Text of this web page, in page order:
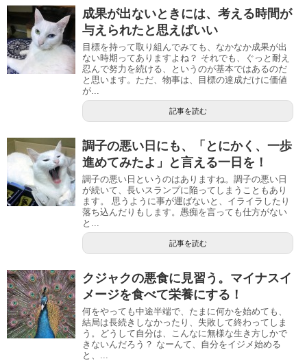
成果が出ないときには、考える時間が
与えられたと思えばいい
目標を持って取り組んでみても、なかなか成果が出
ない時期ってありますよね？ それでも、ぐっと耐え
忍んで努力を続ける、というのが基本ではあるのだ
と思います。ただ、物事は、目標の達成だけに価値
が...
記事を読む
調子の悪い日にも、「とにかく、一歩
進めてみたよ」と言える一日を！
調子の悪い日というのはありますね。調子の悪い日
が続いて、長いスランプに陥ってしまうこともあり
ます。 思うように事が運ばないと、イライラしたり
落ち込んだりもします。愚痴を言っても仕方がない
と...
記事を読む
クジャクの悪食に見習う。マイナスイ
メージを食べて栄養にする！
何をやっても中途半端で、たまに何かを始めても、
結局は長続きしなかったり、失敗して終わってしま
う。どうして自分は、こんなに無様な生き方しかで
きないんだろう？ なーんて、自分をイジメ始める
と、...